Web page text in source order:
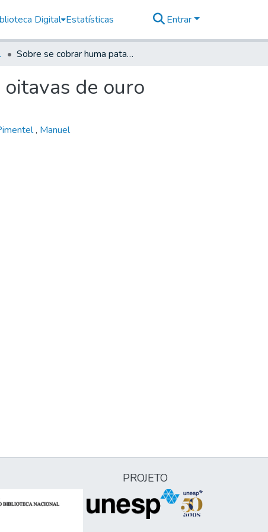
Digital Estatísticas Entrar
Sobre se cobrar huma pataca pela fundição de 100 oitavas de ouro
de ouro
, Manuel
PROJETO